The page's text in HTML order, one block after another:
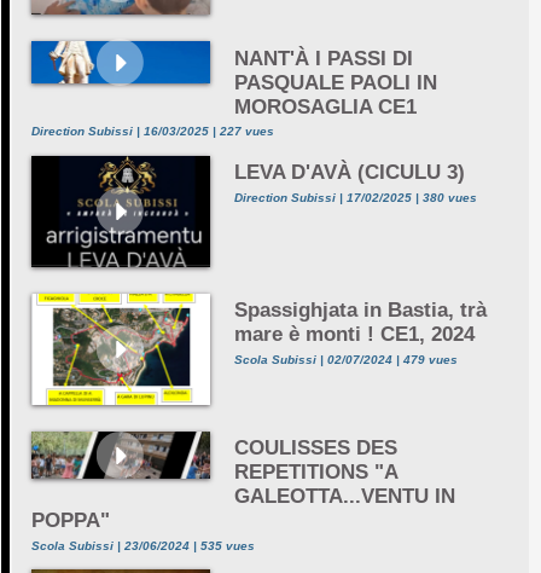
NANT'À I PASSI DI
PASQUALE PAOLI IN
MOROSAGLIA CE1
Direction Subissi | 16/03/2025 | 227 vues
LEVA D'AVÀ (CICULU 3)
Direction Subissi | 17/02/2025 | 380 vues
Spassighjata in Bastia, trà
mare è monti ! CE1, 2024
Scola Subissi | 02/07/2024 | 479 vues
COULISSES DES
REPETITIONS "A
GALEOTTA...VENTU IN
POPPA"
Scola Subissi | 23/06/2024 | 535 vues